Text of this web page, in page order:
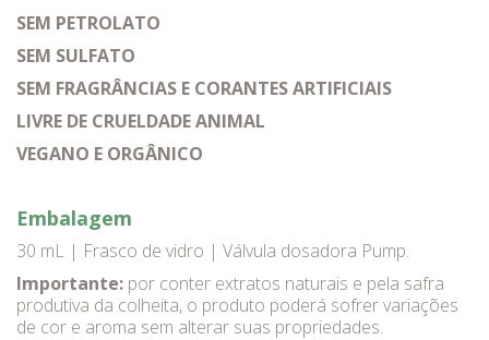
SEM PETROLATO
SEM SULFATO
SEM FRAGRÂNCIAS E CORANTES ARTIFICIAIS
LIVRE DE CRUELDADE ANIMAL
VEGANO E ORGÂNICO
Embalagem
30 mL | Frasco de vidro | Válvula dosadora Pump.
Importante: por conter extratos naturais e pela safra
produtiva da colheita, o produto poderá sofrer variações
de cor e aroma sem alterar suas propriedades.